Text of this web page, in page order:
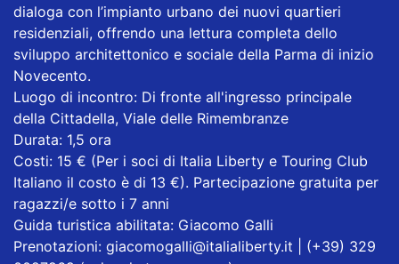
dialoga con l’impianto urbano dei nuovi quartieri
residenziali, offrendo una lettura completa dello
sviluppo architettonico e sociale della Parma di inizio
Novecento.
Luogo di incontro: Di fronte all'ingresso principale
della Cittadella, Viale delle Rimembranze
Durata: 1,5 ora
Costi: 15 € (Per i soci di Italia Liberty e Touring Club
Italiano il costo è di 13 €). Partecipazione gratuita per
ragazzi/e sotto i 7 anni
Guida turistica abilitata: Giacomo Galli
Prenotazioni: giacomogalli@italialiberty.it | (+39) 329